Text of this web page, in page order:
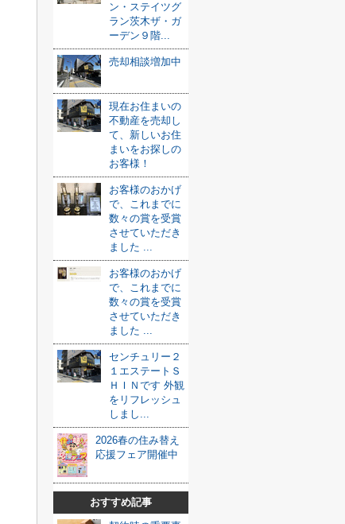
ン・ステイツグ
ラン茨木ザ・ガ
ーデン９階...
売却相談増加中
現在お住まいの
不動産を売却し
て、新しいお住
まいをお探しの
お客様！
お客様のおかげ
で、これまでに
数々の賞を受賞
させていただき
ました ...
お客様のおかげ
で、これまでに
数々の賞を受賞
させていただき
ました ...
センチュリー２
１エステートＳ
ＨＩＮです 外観
をリフレッシュ
しまし...
2026春の住み替え
応援フェア開催中
おすすめ記事